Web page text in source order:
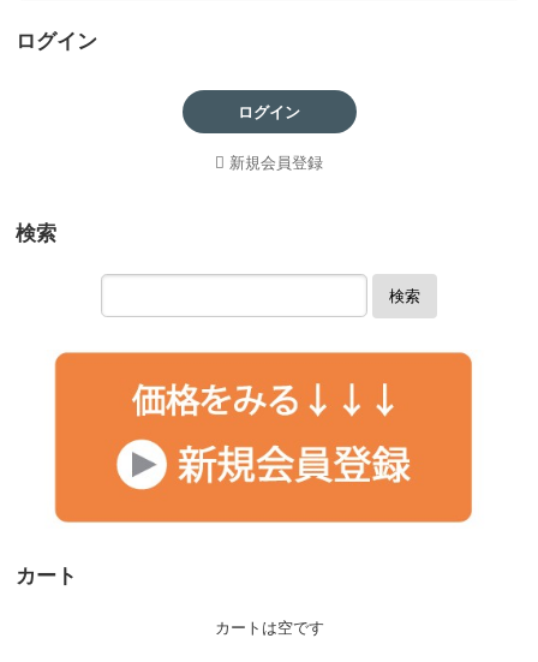
ログイン
ログイン
新規会員登録
検索
検索
カート
カートは空です